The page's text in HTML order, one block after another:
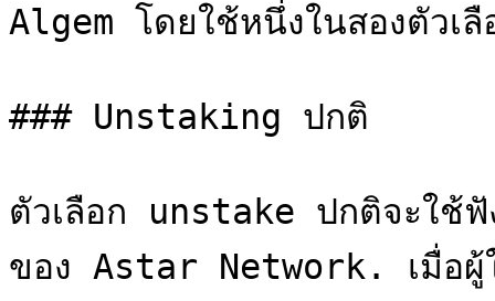
Algem โดยใช้หนึ่งในสองตัว
### Unstaking ปกติ
ตัวเลือก unstake ปกติจะใช้
ของ Astar Network. เมื่อผู้